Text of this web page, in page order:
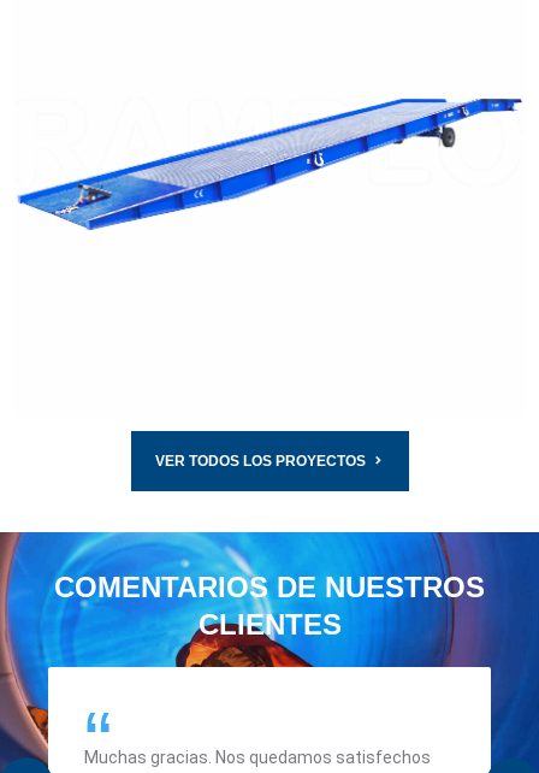
VER TODOS LOS PROYECTOS
COMENTARIOS DE NUESTROS
CLIENTES
Muchas gracias. Nos quedamos satisfechos